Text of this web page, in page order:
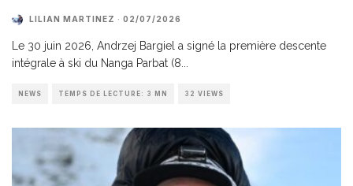
LILIAN MARTINEZ · 02/07/2026
Le 30 juin 2026, Andrzej Bargiel a signé la première descente
intégrale à ski du Nanga Parbat (8
NEWS TEMPS DE LECTURE: 3 MN 32 VIEWS